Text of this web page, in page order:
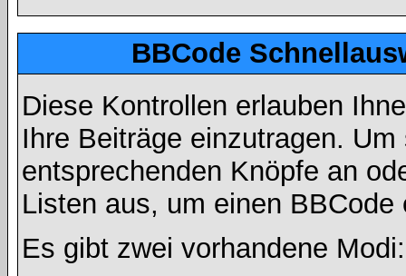
BBCode
Diese Kontrollen erlauben
Ihre Beiträge einzutragen.
entsprechenden Knöpfe an
Listen aus, um einen BBCode
Es gibt zwei vorhandene